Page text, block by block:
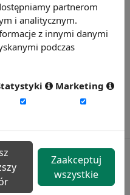
partnerom
i analitycznym.
z innymi danymi
podczas
Marketing
Zaakceptuj
wszystkie